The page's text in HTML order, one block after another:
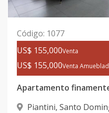
Código: 1077
US$ 155,000Venta
US$ 155,000Venta
Piantini, Santo